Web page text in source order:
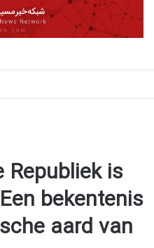
Republiek is
bekentenis
aard van